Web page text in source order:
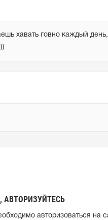
хавать говно каждый
авторизоваться на